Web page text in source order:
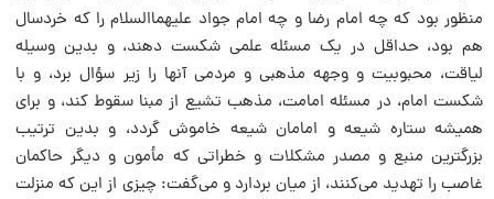
منظور بود که چه امام رضا و چه امام جواد علیهماالسلام را که خردسال
هم بود، حداقل در یک مسئله علمى شکست دهند، و بدین وسیله
لیاقت، محبوبیت و وجهه مذهبى و مردمى آنها را زیر سؤال برد، و با
شکست امام، در مسئله امامت، مذهب تشیع از مبنا سقوط کند، و براى
همیشه ستاره شیعه و امامان شیعه خاموش گردد، و بدین ترتیب
بزرگترین منبع و مصدر مشکلات و خطراتى که مأمون و دیگر حاکمان
غاصب را تهدید مى‌کنند، از میان بردارد و مى‌گفت: چیزى از این که منزلت